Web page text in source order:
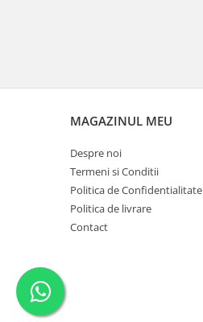
MAGAZINUL MEU
Despre noi
Termeni si Conditii
Politica de Confidentialitate
Politica de livrare
Contact